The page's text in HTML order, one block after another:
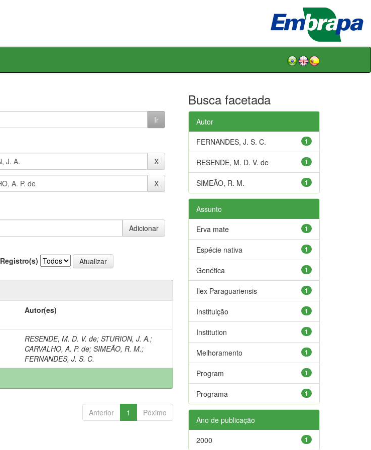
Registro(s)
Autor(es)
RESENDE, M. D. V. de;STURION, J. A.;
CARVALHO, A. P. de;SIMEÃO, R. M.;
FERNANDES, J. S. C.
Anterior 1 Póximo
Busca facetada
Autor
1
FERNANDES, J. S. C.
1
RESENDE, M. D. V. de
1
SIMEÃO, R. M.
Assunto
1
Erva mate
1
Espécie nativa
1
Genética
1
Ilex Paraguariensis
1
Instituição
1
Institution
1
Melhoramento
1
Program
1
Programa
Ano de publicação
1
2000